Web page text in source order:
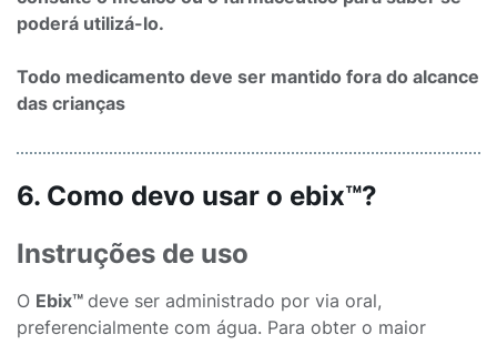
poderá utilizá-lo.
Todo medicamento deve ser mantido fora do alcance
das crianças
6. Como devo usar o ebix™?
Instruções de uso
O Ebix™ deve ser administrado por via oral,
preferencialmente com água. Para obter o maior